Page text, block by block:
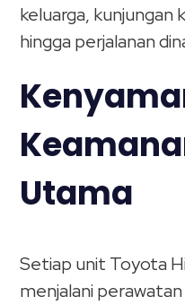
keluarga, kunjungan
hingga perjalanan
Utama
Setiap unit Toyota
menjalani